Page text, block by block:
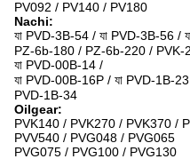
PV092 / PV140 / PV180
Nachi:
যা PVD-3B-54 / যা PVD-3B-56 /
PZ-6b-180 / PZ-6b-220 /
যা PVD-00B-14 /
যা PVD-00B-16P / যা PVD-1B-
PVD-1B-34
Oilgear:
PVK140 / PVK270 / PVK370 /
PVV540 / PVG048 / PVG065
PVG075 / PVG100 / PVG130